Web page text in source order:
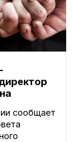
сообщает